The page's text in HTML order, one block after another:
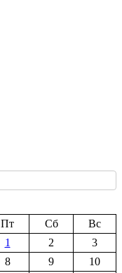
Пт Сб
Вс
1
2
3
8 9
10